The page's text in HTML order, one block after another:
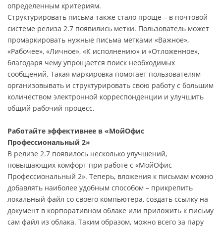
определенным критериям.
Структурировать письма также стало проще – в почтовой
системе релиза 2.7 появились метки. Пользователь может
промаркировать нужные письма метками «Важное»,
«Рабочее», «Личное», «К исполнению» и «Отложенное»,
благодаря чему упрощается поиск необходимых
сообщений. Такая маркировка помогает пользователям
организовывать и структурировать свою работу с большим
количеством электронной корреспонденции и улучшить
общий рабочий процесс.
Работайте эффективнее в «МойОфис
Профессиональный 2»
В релизе 2.7 появилось несколько улучшений,
повышающих комфорт при работе с «МойОфис
Профессиональный 2». Теперь, вложения к письмам можно
добавлять наиболее удобным способом – прикрепить
локальный файл со своего компьютера, создать ссылку на
документ в корпоративном облаке или приложить к письму
сам файл из облака. Таким образом, можно всего за пару